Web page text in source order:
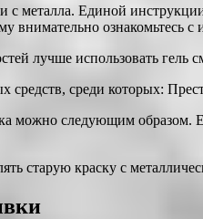
с металла. Единой
внимательно ознакомьтесь
лучше использовать
средств, среди которых:
можно следующим образом.
старую краску с